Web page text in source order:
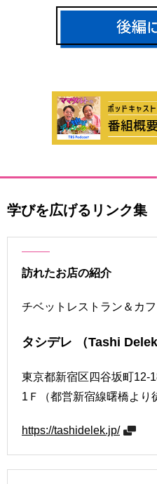
学びを広げるリンク集
訪れたお店の紹介
チベットレストラン＆カ
タシデレ （Tashi Delek
東京都新宿区四谷坂町12-
1Ｆ（都営新宿線曙橋より
https://tashidelek.jp/